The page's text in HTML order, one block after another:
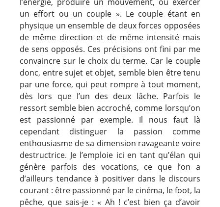
un effort ou un couple ». Le couple étant en
physique un ensemble de deux forces opposées
de même direction et de même intensité mais
de sens opposés. Ces précisions ont fini par me
convaincre sur le choix du terme. Car le couple
donc, entre sujet et objet, semble bien être tenu
par une force, qui peut rompre à tout moment,
dès lors que l’un des deux lâche. Parfois le
ressort semble bien accroché, comme lorsqu’on
est passionné par exemple. Il nous faut là
cependant distinguer la passion comme
enthousiasme de sa dimension ravageante voire
destructrice. Je l’emploie ici en tant qu’élan qui
génère parfois des vocations, ce que l’on a
d’ailleurs tendance à positiver dans le discours
courant : être passionné par le cinéma, le foot, la
pêche, que sais-je : « Ah ! c’est bien ça d’avoir